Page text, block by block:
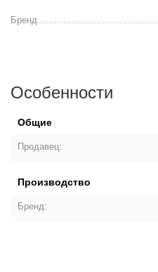
Бренд
Особенности
Общие
Продавец:
Производство
Бренд: